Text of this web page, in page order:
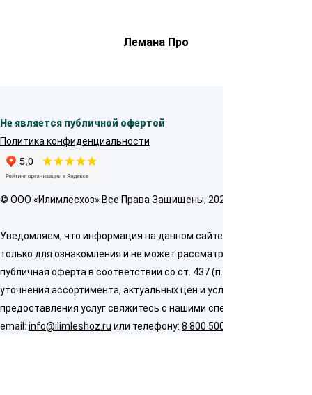
Лемана Про
Не является публичной офертой
Политика конфиденциальности
© OOO «Илимлесхоз» Все Права Защищены, 2026
Уведомляем, что информация на данном сайте предназначена
только для ознакомления и не может рассматриваться как
публичная оферта в соответствии со ст. 437 (п. 2) ГК РФ. Для
уточнения ассортимента, актуальных цен и условий
предоставления услуг свяжитесь с нашими специалистами по
email: info@ilimleshoz.ru или телефону: 8 800 500 5437